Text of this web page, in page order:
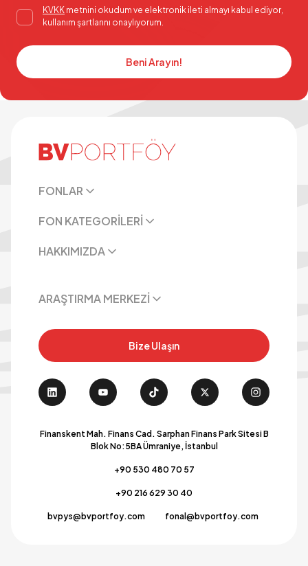
KVKK metnini okudum ve elektronik ileti almayı kabul ediyor,
kullanım şartlarını onaylıyorum.
Beni Arayın!
FONLAR
FON KATEGORİLERİ
HAKKIMIZDA
ARAŞTIRMA MERKEZİ
Bize Ulaşın
Finanskent Mah. Finans Cad. Sarphan Finans Park Sitesi B
Blok No:5BA Ümraniye, İstanbul
+90 530 480 70 57
+90 216 629 30 40
bvpys@bvportfoy.com fonal@bvportfoy.com